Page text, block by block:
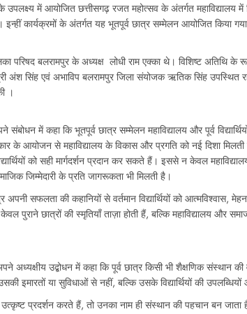
उपलक्ष्य में आयोजित छत्तीसगढ़ रजत महोत्सव के अंतर्गत महाविद्यालय
कार्यक्रमों के अंतर्गत यह भूतपूर्व छात्र सम्मेलन आयोजित किया
परिषद बलरामपुर के अध्यक्ष लोधी राम एक्का थे। विशिष्ट अतिथि के
अंश सिंह एवं अभाविप बलरामपुर जिला संयोजक ऋतिक सिंह उपस्थित
।
संबोधन में कहा कि भूतपूर्व छात्र सम्मेलन महाविद्यालय और पूर्व
के आयोजन से महाविद्यालय के विकास और प्रगति को नई दिशा
को सही मार्गदर्शन प्रदान कर सकते हैं। इससे न केवल
जिम्मेदारी के प्रति जागरूकता भी मिलती है।
अपनी सफलता की कहानियों से वर्तमान विद्यार्थियों को
पुराने छात्रों की स्मृतियाँ ताज़ा होती हैं, बल्कि महाविद्यालय और
अध्यक्षीय उद्बोधन में कहा कि पूर्व छात्र किसी भी शैक्षणिक संस्थान
इमारतों या सुविधाओं से नहीं, बल्कि उसके विद्यार्थियों की
प्रदर्शन करते हैं, तो उनका नाम ही संस्थान की पहचान बन जाता